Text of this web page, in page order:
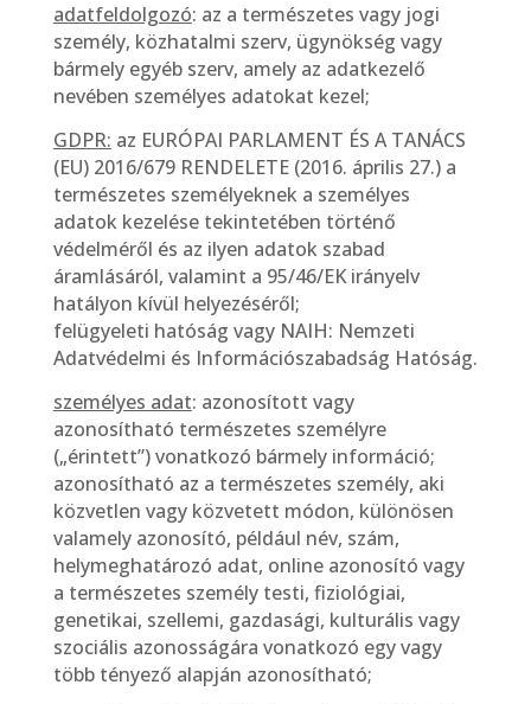
adatfeldolgozó: az a természetes vagy jogi
személy, közhatalmi szerv, ügynökség vagy
bármely egyéb szerv, amely az adatkezelő
nevében személyes adatokat kezel;
GDPR: az EURÓPAI PARLAMENT ÉS A TANÁCS
(EU) 2016/679 RENDELETE (2016. április 27.) a
természetes személyeknek a személyes
adatok kezelése tekintetében történő
védelméről és az ilyen adatok szabad
áramlásáról, valamint a 95/46/EK irányelv
hatályon kívül helyezéséről;
felügyeleti hatóság vagy NAIH: Nemzeti
Adatvédelmi és Információszabadság Hatóság.
személyes adat: azonosított vagy
azonosítható természetes személyre
(„érintett”) vonatkozó bármely információ;
azonosítható az a természetes személy, aki
közvetlen vagy közvetett módon, különösen
valamely azonosító, például név, szám,
helymeghatározó adat, online azonosító vagy
a természetes személy testi, fiziológiai,
genetikai, szellemi, gazdasági, kulturális vagy
szociális azonosságára vonatkozó egy vagy
több tényező alapján azonosítható;